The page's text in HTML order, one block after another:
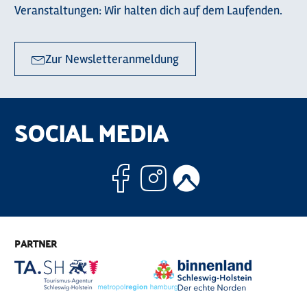
Veranstaltungen: Wir halten dich auf dem Laufenden.
Zur Newsletteranmeldung
SOCIAL MEDIA
Facebook
Instagram
PARTNER